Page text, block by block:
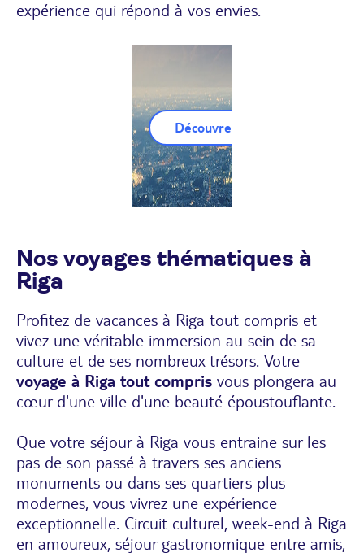
expérience qui répond à vos envies.
Découvrez nos Circuits Riga
Nos voyages thématiques à
Riga
Profitez de vacances à Riga tout compris et
vivez une véritable immersion au sein de sa
culture et de ses nombreux trésors. Votre
voyage à Riga tout compris vous plongera au
cœur d'une ville d'une beauté époustouflante.
Que votre séjour à Riga vous entraine sur les
pas de son passé à travers ses anciens
monuments ou dans ses quartiers plus
modernes, vous vivrez une expérience
exceptionnelle. Circuit culturel, week-end à Riga
en amoureux, séjour gastronomique entre amis,